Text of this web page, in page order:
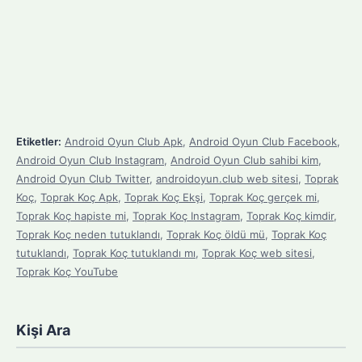
Etiketler: Android Oyun Club Apk, Android Oyun Club Facebook,
Android Oyun Club Instagram, Android Oyun Club sahibi kim,
Android Oyun Club Twitter, androidoyun.club web sitesi, Toprak
Koç, Toprak Koç Apk, Toprak Koç Ekşi, Toprak Koç gerçek mi,
Toprak Koç hapiste mi, Toprak Koç Instagram, Toprak Koç kimdir,
Toprak Koç neden tutuklandı, Toprak Koç öldü mü, Toprak Koç
tutuklandı, Toprak Koç tutuklandı mı, Toprak Koç web sitesi,
Toprak Koç YouTube
Kişi Ara